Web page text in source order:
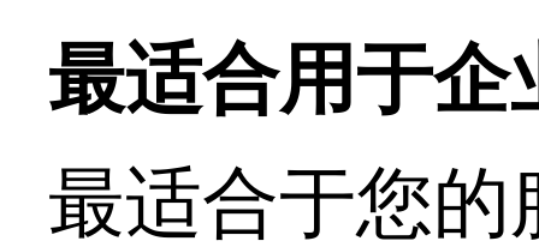
最适合用于企
最适合于您的